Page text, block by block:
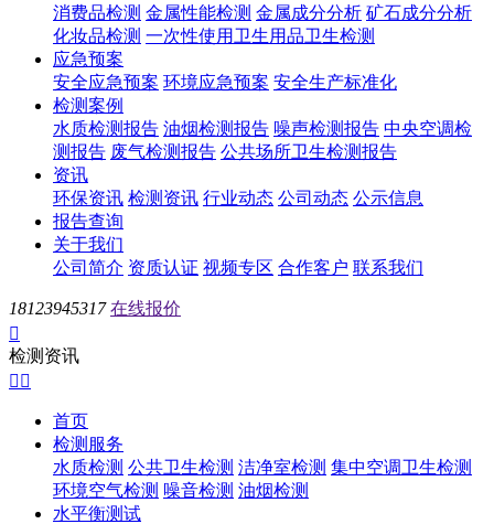
消费品检测 金属性能检测 金属成分分析 矿石成分分析
化妆品检测 一次性使用卫生用品卫生检测
应急预案
安全应急预案 环境应急预案 安全生产标准化
检测案例
水质检测报告 油烟检测报告 噪声检测报告 中央空调检
测报告 废气检测报告 公共场所卫生检测报告
资讯
环保资讯 检测资讯 行业动态 公司动态 公示信息
报告查询
关于我们
公司简介 资质认证 视频专区 合作客户 联系我们
18123945317 在线报价

检测资讯
 
首页
检测服务
水质检测 公共卫生检测 洁净室检测 集中空调卫生检测
环境空气检测 噪音检测 油烟检测
水平衡测试